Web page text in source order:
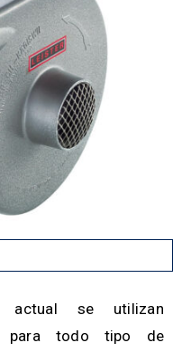
se utilizan
para todo tipo de